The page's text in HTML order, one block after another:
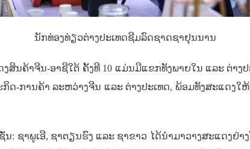
ນັກທ່ອງທ່ຽວຕ່າງປະເທດຊີມລົດຊາດຊາຢຸນນານ
ສິນຄ້າຈີນ-ອາຊີໃຕ້ ຄັ້ງທີ 10 ແມ່ນມີແຂກທັງພາຍໃນ ແລະ ຕ່າ
-ການຄ້າ ລະຫວ່າງຈີນ ແລະ ຕ່າງປະເທດ, ພ້ອມທັງສະແດງໃ
: ຊາພູເອີ, ຊາຕຽນຮົງ ແລະ ຊາຂາວ ໄດ້ນຳມາວາງສະແດງຢ່